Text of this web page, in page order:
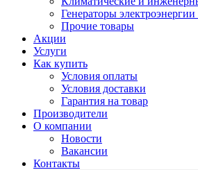
Генераторы
Прочие товары
Акции
Услуги
Как купить
Условия оплаты
Условия доставки
Гарантия на товар
Производители
О компании
Новости
Вакансии
Контакты